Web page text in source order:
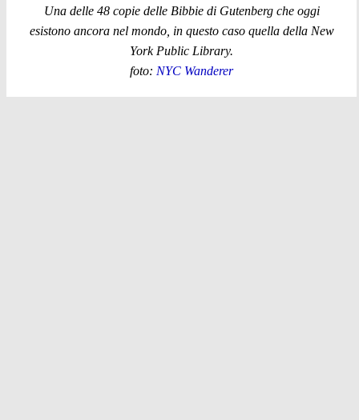
Una delle 48 copie delle Bibbie di Gutenberg che oggi
esistono ancora nel mondo, in questo caso quella della New
York Public Library.
foto: NYC Wanderer